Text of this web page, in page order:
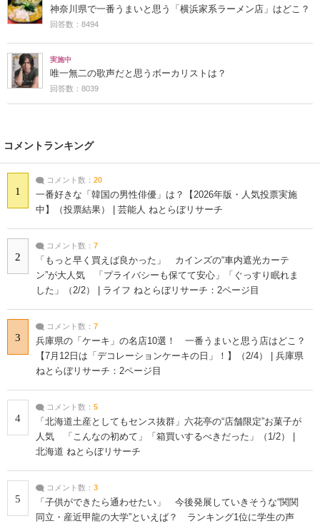
神奈川県で一番うまいと思う「横浜家系ラーメン店」はどこ？
回答数：8494
実施中
唯一無二の歌声だと思うボーカリストは？
回答数：8039
コメントランキング
1
コメント数： 20
一番好きな「韓国の男性俳優」は？【2026年版・人気投票実施
中】（投票結果） | 芸能人 ねとらぼリサーチ
2
コメント数： 7
「もっと早く買えば良かった」 カインズの“車内遮光カーテ
ン”が大人気 「プライバシーも保てて安心」「ぐっすり眠れま
した」（2/2） | ライフ ねとらぼリサーチ：2ページ目
3
コメント数： 7
兵庫県の「ケーキ」の名店10選！ 一番うまいと思う店はどこ？
【7月12日は「デコレーションケーキの日」！】（2/4） | 兵庫県
ねとらぼリサーチ：2ページ目
4
コメント数： 5
「北海道土産としてもセンス抜群」六花亭の“店舗限定”お菓子が
人気 「こんなの初めて」「箱買いするべきだった」（1/2） |
北海道 ねとらぼリサーチ
5
コメント数： 3
「子供ができたら通わせたい」 今後発展していきそうな“関関
同立・産近甲龍の大学”といえば？ ランキング1位に学生の声